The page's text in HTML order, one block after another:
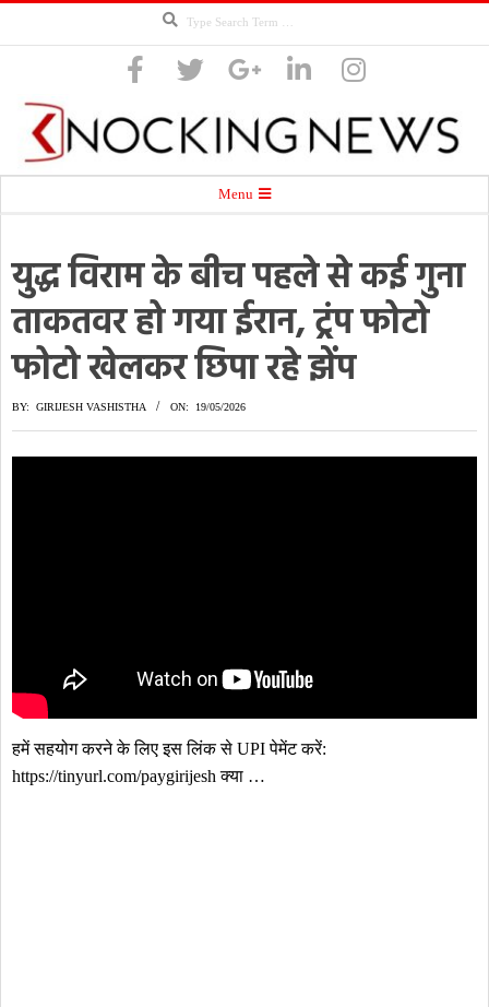
Knocking
News
Menu
युद्ध विराम के बीच पहले से कई गुना
ताकतवर हो गया ईरान, ट्रंप फोटो
फोटो खेलकर छिपा रहे झेंप
BY: GIRIJESH VASHISTHA ON: 19/05/2026
हमें सहयोग करने के लिए इस लिंक से UPI पेमेंट करें:
https://tinyurl.com/paygirijesh क्या …